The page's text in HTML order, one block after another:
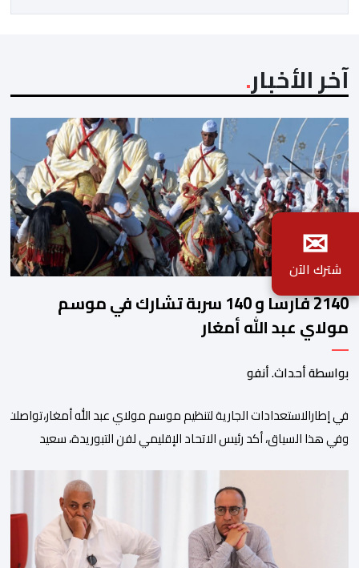
آخر الأخبار
2140 فارسا و 140 سربة تشارك في موسم
مولاي عبد الله أمغار
بواسطة أحداث. أنفو
في إطارالاستعدادات الجارية لتنظيم موسم مولاي عبد الله
وفي هذا السياق، أكد رئيس الاتحاد الإقليمي لفن التبوريدة، سعيد
ولم تخل هذه الدورة من مؤشرات إيجابية على مستوى تنوعالمشاركة،
وتبرز هذه الأرقام الحجم الكبير الذي باتت تعرفه تظاهرةالتبوريدة
ومن المرتقب أن تعرف فعاليات الموسم إقبالا جماهيريا
واسعا،في ظل الشغف الكبير الذي يحظى به فن التبوريدة، باعتبارهأحد
✉
شترك الآن